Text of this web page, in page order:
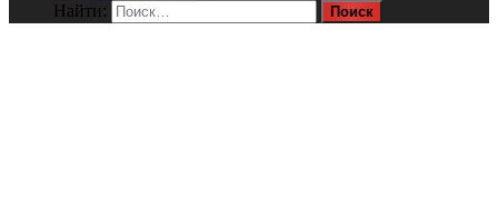
Найти: